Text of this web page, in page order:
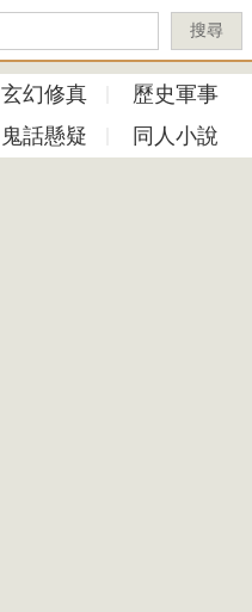
搜尋
玄幻修真
歷史軍事
鬼話懸疑 同人小說